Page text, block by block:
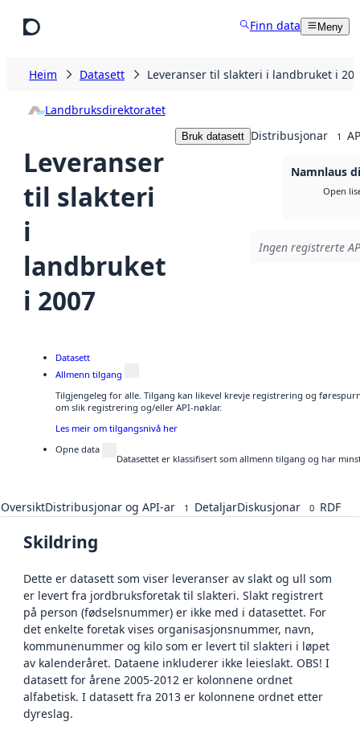
Finn data Meny
Heim Datasett Leveranser til slakteri i landbruket i
Landbruksdirektoratet
Leveranser
til slakteri
i
landbruket
i 2007
Bruk datasett Distribusjonar 1
Namnlaus
Open
Ingen registrerte
Datasett
Allmenn tilgang
Tilgjengeleg for alle. Tilgang kan likevel krevje registrering og
om slik registrering og/eller API-nøklar.
Les meir om tilgangsnivå her
Opne data
Datasettet er klassifisert som allmenn tilgang og har
OversiktDistribusjonar og API-ar 1 DetaljarDiskusjonar 0 RDF
Skildring
Dette er datasett som viser leveranser av slakt og ull som
er levert fra jordbruksforetak til slakteri. Slakt registrert
på person (fødselsnummer) er ikke med i datasettet. For
det enkelte foretak vises organisasjonsnummer, navn,
kommunenummer og kilo som er levert til slakteri i løpet
av kalenderåret. Dataene inkluderer ikke leieslakt. OBS! I
datasett for årene 2005-2012 er kolonnene ordnet
alfabetisk. I datasett fra 2013 er kolonnene ordnet etter
dyreslag.